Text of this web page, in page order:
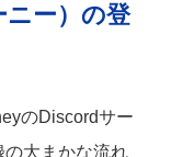
ー）の登
のDiscordサー
大まかな流れ